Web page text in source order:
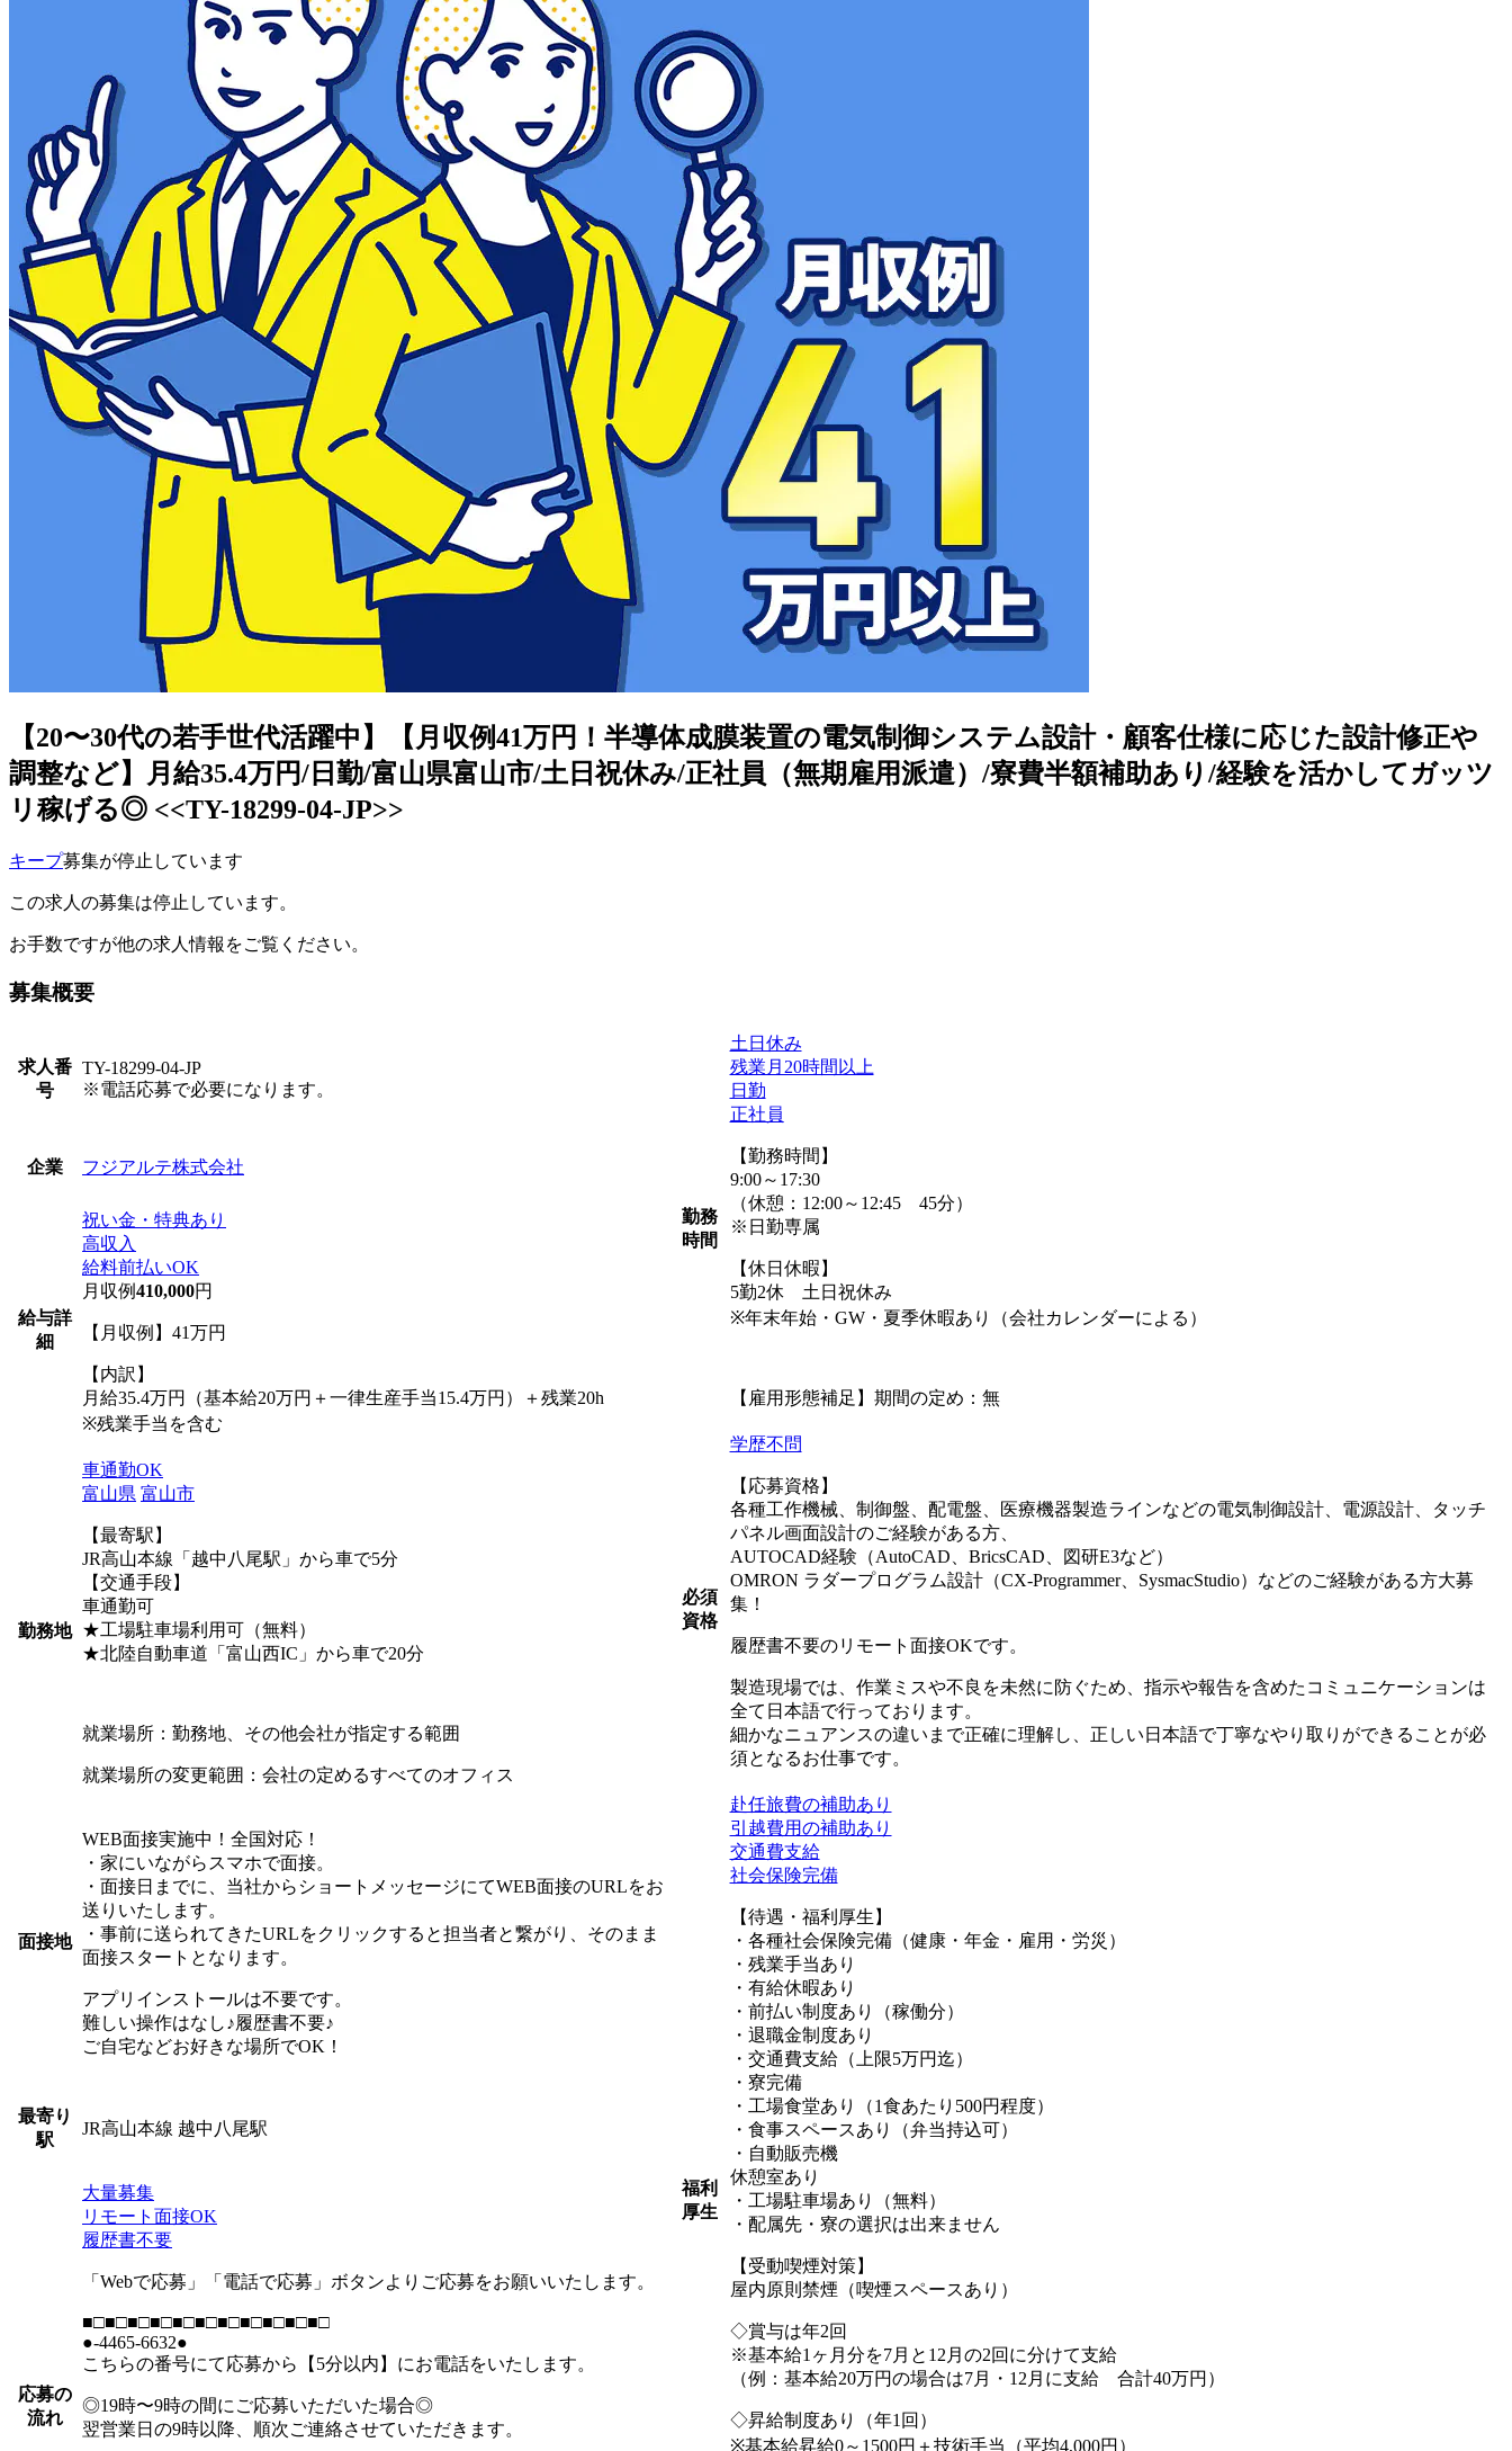
【20〜30代の若手世代活躍中】【月収例41万円！半導体成膜装置の電気制御システム設計・顧客仕様に応じた設計修正や
調整など】月給35.4万円/日勤/富山県富山市/土日祝休み/正社員（無期雇用派遣）/寮費半額補助あり/経験を活かしてガッツ
リ稼げる◎ <<TY-18299-04-JP>>
キープ募集が停止しています
この求人の募集は停止しています。
お手数ですが他の求人情報をご覧ください。
募集概要
求人番
号
TY-18299-04-JP
※電話応募で必要になります。
企業 フジアルテ株式会社
給与詳
細
祝い金・特典あり
高収入
給料前払いOK
月収例410,000円
【月収例】41万円
【内訳】
月給35.4万円（基本給20万円＋一律生産手当15.4万円）＋残業20h
※残業手当を含む
勤務地
車通勤OK
富山県 富山市
【最寄駅】
JR高山本線「越中八尾駅」から車で5分
【交通手段】
車通勤可
★工場駐車場利用可（無料）
★北陸自動車道「富山西IC」から車で20分
就業場所：勤務地、その他会社が指定する範囲
就業場所の変更範囲：会社の定めるすべてのオフィス
面接地
WEB面接実施中！全国対応！
・家にいながらスマホで面接。
・面接日までに、当社からショートメッセージにてWEB面接のURLをお
送りいたします。
・事前に送られてきたURLをクリックすると担当者と繋がり、そのまま
面接スタートとなります。
アプリインストールは不要です。
難しい操作はなし♪履歴書不要♪
ご自宅などお好きな場所でOK！
最寄り
駅
JR高山本線 越中八尾駅
応募の
流れ
大量募集
リモート面接OK
履歴書不要
「Webで応募」「電話で応募」ボタンよりご応募をお願いいたします。
■□■□■□■□■□■□■□■□■□■□■□
●-4465-6632●
こちらの番号にて応募から【5分以内】にお電話をいたします。
◎19時〜9時の間にご応募いただいた場合◎
翌営業日の9時以降、順次ご連絡させていただきます。
勤務
時間
土日休み
残業月20時間以上
日勤
正社員
【勤務時間】
9:00～17:30
（休憩：12:00～12:45 45分）
※日勤専属
【休日休暇】
5勤2休 土日祝休み
※年末年始・GW・夏季休暇あり（会社カレンダーによる）
【雇用形態補足】期間の定め：無
必須
資格
学歴不問
【応募資格】
各種工作機械、制御盤、配電盤、医療機器製造ラインなどの電気制御設計、電源設計、タッチ
パネル画面設計のご経験がある方、
AUTOCAD経験（AutoCAD、BricsCAD、図研E3など）
OMRON ラダープログラム設計（CX-Programmer、SysmacStudio）などのご経験がある方大募
集！
履歴書不要のリモート面接OKです。
製造現場では、作業ミスや不良を未然に防ぐため、指示や報告を含めたコミュニケーションは
全て日本語で行っております。
細かなニュアンスの違いまで正確に理解し、正しい日本語で丁寧なやり取りができることが必
須となるお仕事です。
福利
厚生
赴任旅費の補助あり
引越費用の補助あり
交通費支給
社会保険完備
【待遇・福利厚生】
・各種社会保険完備（健康・年金・雇用・労災）
・残業手当あり
・有給休暇あり
・前払い制度あり（稼働分）
・退職金制度あり
・交通費支給（上限5万円迄）
・寮完備
・工場食堂あり（1食あたり500円程度）
・食事スペースあり（弁当持込可）
・自動販売機
休憩室あり
・工場駐車場あり（無料）
・配属先・寮の選択は出来ません
【受動喫煙対策】
屋内原則禁煙（喫煙スペースあり）
◇賞与は年2回
※基本給1ヶ月分を7月と12月の2回に分けて支給
（例：基本給20万円の場合は7月・12月に支給 合計40万円）
◇昇給制度あり（年1回）
※基本給昇給0～1500円＋技術手当（平均4,000円）